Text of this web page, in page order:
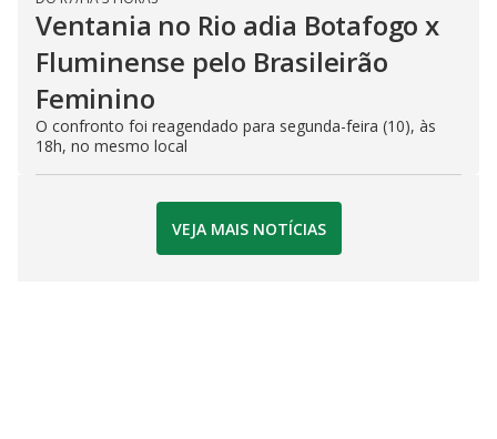
Ventania no Rio adia Botafogo x
Fluminense pelo Brasileirão
Feminino
O confronto foi reagendado para segunda-feira (10), às
18h, no mesmo local
VEJA MAIS NOTÍCIAS